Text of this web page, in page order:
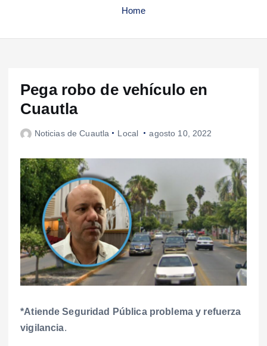
Home
Pega robo de vehículo en
Cuautla
Noticias de Cuautla Local agosto 10, 2022
*Atiende Seguridad Pública problema y refuerza
vigilancia.